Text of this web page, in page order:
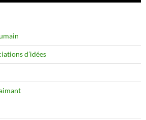
d’idées